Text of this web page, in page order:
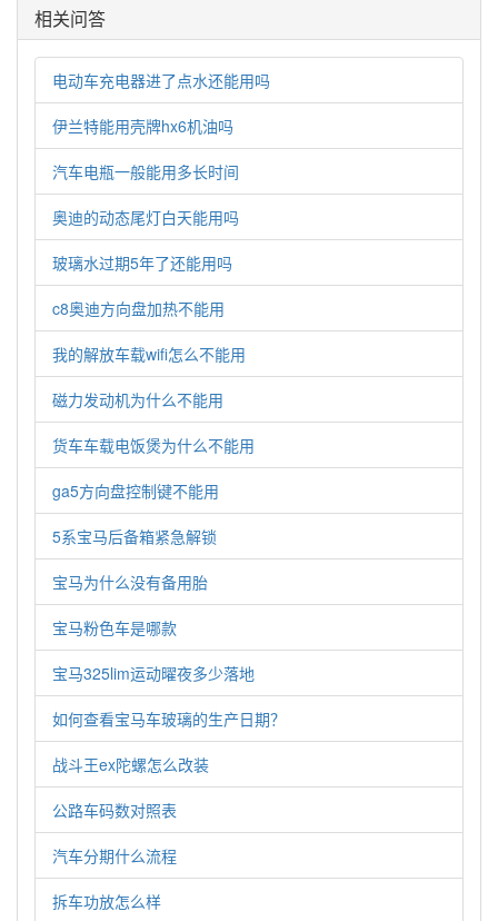
相关问答
电动车充电器进了点水还能用吗
伊兰特能用壳牌hx6机油吗
汽车电瓶一般能用多长时间
奥迪的动态尾灯白天能用吗
玻璃水过期5年了还能用吗
c8奥迪方向盘加热不能用
我的解放车载wifi怎么不能用
磁力发动机为什么不能用
货车车载电饭煲为什么不能用
ga5方向盘控制键不能用
5系宝马后备箱紧急解锁
宝马为什么没有备用胎
宝马粉色车是哪款
宝马325lim运动曜夜多少落地
如何查看宝马车玻璃的生产日期？
战斗王ex陀螺怎么改装
公路车码数对照表
汽车分期什么流程
拆车功放怎么样